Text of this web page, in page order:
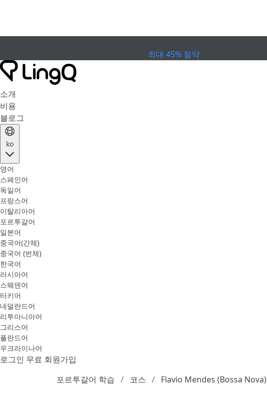
최대 45% 절약
소개
비용
블로그
ko
영어
스페인어
독일어
프랑스어
이탈리아어
포르투갈어
일본어
중국어(간체)
중국어 (번체)
한국어
러시아어
스웨덴어
터키어
네덜란드어
리투아니아어
그리스어
폴란드어
우크라이나어
로그인 무료 회원가입
포르투갈어 학습
코스 Flavio Mendes (Bossa Nova)